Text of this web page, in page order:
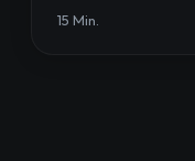
15 Min.